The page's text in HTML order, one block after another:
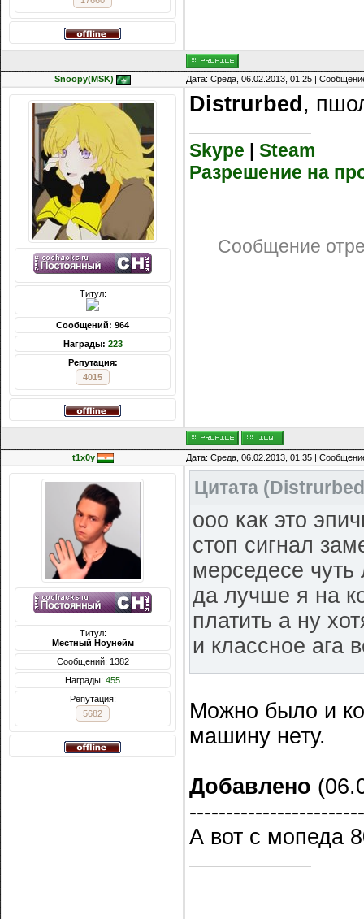
Snoopy(MSK) Дата: Среда, 06.02.2013, 01:25 |
Титул:
Сообщений: 964
Награды: 223
Репутация:
4015
Distrurbed ,
Skype | Steam
Разрешение на
Сообщение
t1x0y Дата: Среда, 06.02.2013, 01:35 |
Титул:
Местный Ноунейм
Сообщений: 1382
Награды: 455
Репутация:
5682
Цитата (Distrurbed
ооо как это
стоп сигнал
мерседесе
да лучше я на
платить а ну
и классное ага
хотя я через 10
будете на бехах
Можно было и
машину нету.
Добавлено
А вот с мопеда